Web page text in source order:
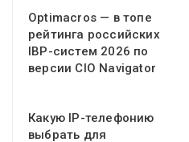
Optimacros — в топе
рейтинга российских
IBP-систем 2026 по
версии CIO Navigator
Какую IP-телефонию
выбрать для